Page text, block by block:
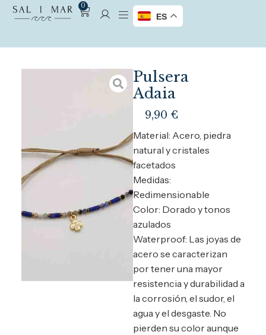
0
ES
Pulsera
Adaia
9,90 €
Material: Acero, piedra
natural y cristales
facetados
Medidas:
Redimensionable
Color: Dorado y tonos
azulados
Waterproof: Las joyas de
acero se caracterizan
por tener una mayor
resistencia y durabilidad a
la corrosión, el sudor, el
agua y el desgaste. No
pierden su color aunque